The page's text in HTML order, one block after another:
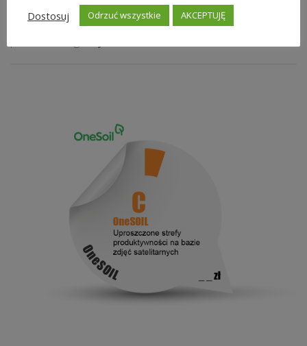
Skaner ten, jest podstawowym narzędziem do szybkiego,
Dostosuj
Odrzuć wszystkie AKCEPTUJĘ